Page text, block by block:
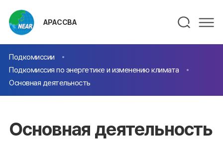
АРАССВА
Подкомиссии
Подкомиссия по энергетике и изменению климата
Основная деятельность
Основная деятельность